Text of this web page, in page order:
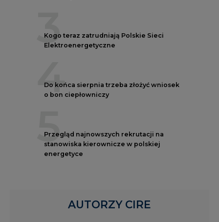
3
Kogo teraz zatrudniają Polskie Sieci
Elektroenergetyczne
4
Do końca sierpnia trzeba złożyć wniosek
o bon ciepłowniczy
5
Przegląd najnowszych rekrutacji na
stanowiska kierownicze w polskiej
energetyce
AUTORZY CIRE